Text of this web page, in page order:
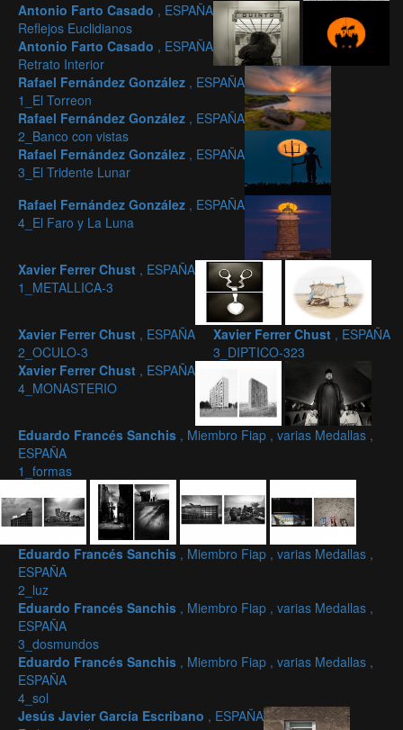
Antonio Farto Casado , ESPAÑA
Reflejos Euclidianos
Antonio Farto Casado , ESPAÑA
Retrato Interior
Rafael Fernández González , ESPAÑA
1_El Torreon
Rafael Fernández González , ESPAÑA
2_Banco con vistas
Rafael Fernández González , ESPAÑA
3_El Tridente Lunar
Rafael Fernández González , ESPAÑA
4_El Faro y La Luna
Xavier Ferrer Chust , ESPAÑA
1_METALLICA-3
Xavier Ferrer Chust , ESPAÑA
2_OCULO-3
Xavier Ferrer Chust , ESPAÑA
3_DIPTICO-323
Xavier Ferrer Chust , ESPAÑA
4_MONASTERIO
Eduardo Francés Sanchis , Miembro Fiap , varias Medallas ,
ESPAÑA
1_formas
Eduardo Francés Sanchis , Miembro Fiap , varias Medallas ,
ESPAÑA
2_luz
Eduardo Francés Sanchis , Miembro Fiap , varias Medallas ,
ESPAÑA
3_dosmundos
Eduardo Francés Sanchis , Miembro Fiap , varias Medallas ,
ESPAÑA
4_sol
Jesús Javier García Escribano , ESPAÑA